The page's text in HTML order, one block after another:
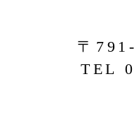
〒
TEL